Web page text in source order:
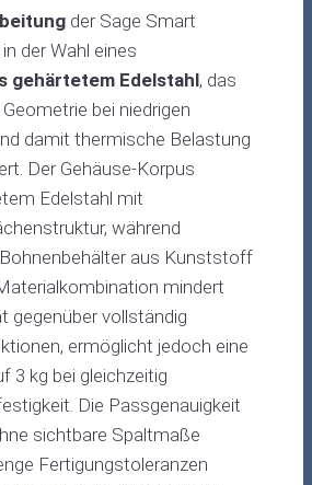
der Sage Smart
der Wahl eines
gehärtetem Edelstahl, das
bei niedrigen
damit thermische Belastung
Der Gehäuse-Korpus
Edelstahl mit
während
aus Kunststoff
mindert
gegenüber vollständig
ermöglicht jedoch eine
3 kg bei gleichzeitig
Die Passgenauigkeit
sichtbare Spaltmaße
Fertigungstoleranzen